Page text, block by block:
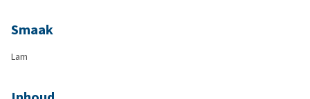
Smaak
Lam